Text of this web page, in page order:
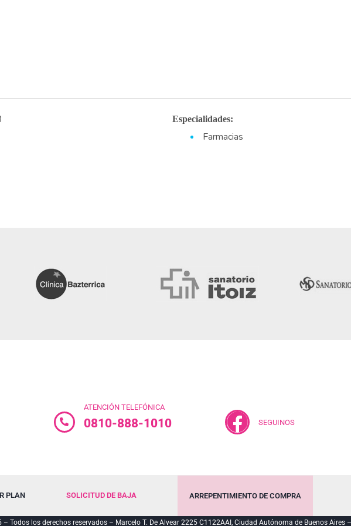
Especialidades:
Farmacias
ATENCIÓN TELEFÓNICA
0810-888-1010 SEGUINOS
PLAN SOLICITUD DE BAJA ARREPENTIMIENTO DE COMPRA
– Todos los derechos reservados – Marcelo T. De Alvear 2225 C1122AAI, Ciudad Autónoma de Buenos Aires